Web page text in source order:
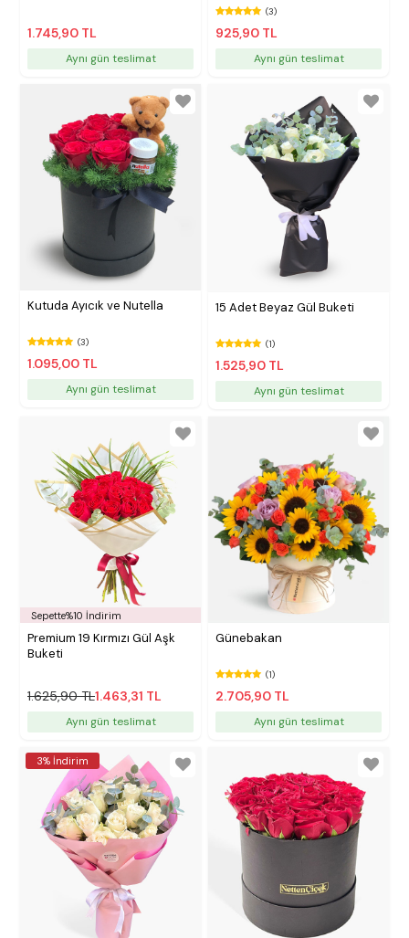
1.745,90 TL
Aynı gün teslimat
(3)
925,90 TL
Aynı gün teslimat
Kutuda Ayıcık ve Nutella
(3)
1.095,00 TL
Aynı gün teslimat
15 Adet Beyaz Gül Buketi
(1)
1.525,90 TL
Aynı gün teslimat
Sepette%10 İndirim
Premium 19 Kırmızı Gül Aşk
Buketi
1.625,90 TL1.463,31 TL
Aynı gün teslimat
Günebakan
(1)
2.705,90 TL
Aynı gün teslimat
3% İndirim